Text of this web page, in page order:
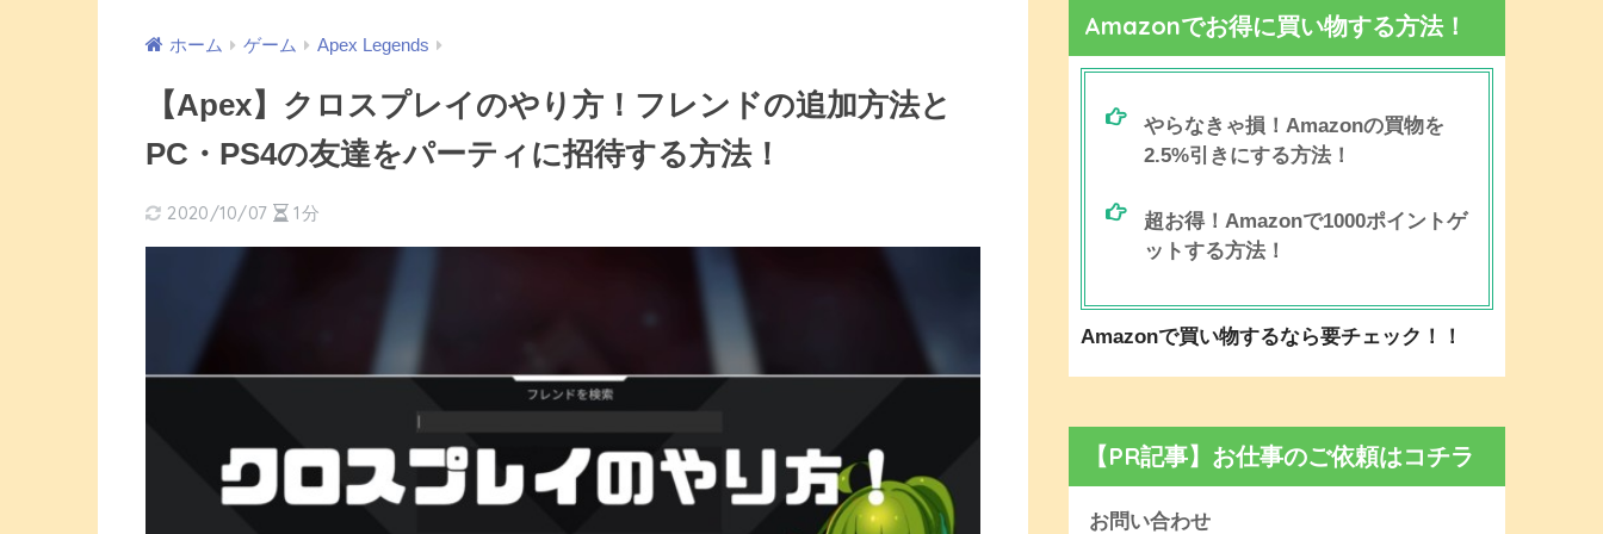
ホーム ゲーム Apex Legends
【Apex】クロスプレイのやり方！フレンドの追加方法と
PC・PS4の友達をパーティに招待する方法！
2020/10/07 1分
Amazonでお得に買い物する方法！
やらなきゃ損！Amazonの買物を
2.5%引きにする方法！
超お得！Amazonで1000ポイントゲ
ットする方法！
Amazonで買い物するなら要チェック！！
【PR記事】お仕事のご依頼はコチラ
お問い合わせ